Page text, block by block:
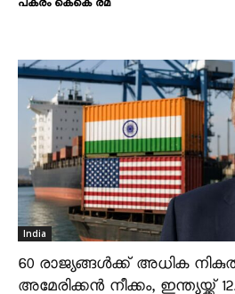
പകരം കെകെ രമ
India
60 രാജ്യങ്ങൾക്ക് അധിക
അമേരിക്കൻ നീക്കം, ഇന്ത്യയ്ക്ക്